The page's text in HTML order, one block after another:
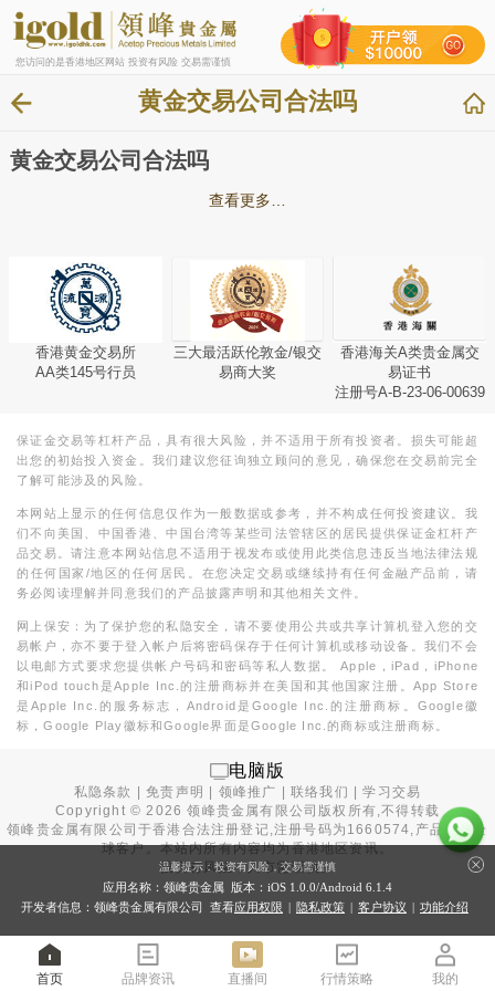
您访问的是香港地区网站 投资有风险 交易需谨慎
黄金交易公司合法吗
黄金交易公司合法吗
查看更多…
香港黄金交易所
AA类145号行员
三大最活跃伦敦金/银交
易商大奖
香港海关A类贵金属交
易证书
注册号A-B-23-06-00639
保证金交易等杠杆产品，具有很大风险，并不适用于所有投资者。损失可能超
出您的初始投入资金。我们建议您征询独立顾问的意见，确保您在交易前完全
了解可能涉及的风险。
本网站上显示的任何信息仅作为一般数据或参考，并不构成任何投资建议。我
们不向美国、中国香港、中国台湾等某些司法管辖区的居民提供保证金杠杆产
品交易。请注意本网站信息不适用于视发布或使用此类信息违反当地法律法规
的任何国家/地区的任何居民。在您决定交易或继续持有任何金融产品前，请
务必阅读理解并同意我们的产品披露声明和其他相关文件。
网上保安：为了保护您的私隐安全，请不要使用公共或共享计算机登入您的交
易帐户，亦不要于登入帐户后将密码保存于任何计算机或移动设备。我们不会
以电邮方式要求您提供帐户号码和密码等私人数据。 Apple，iPad，iPhone
和iPod touch是Apple Inc.的注册商标并在美国和其他国家注册。App Store
是Apple Inc.的服务标志，Android是Google Inc.的注册商标。Google徽
标，Google Play徽标和Google界面是Google Inc.的商标或注册商标。
电脑版
私隐条款 |免责声明 | 领峰推广 |联络我们 |学习交易
Copyright ©2026 领峰贵金属有限公司版权所有,不得转载
领峰贵金属有限公司于香港合法注册登记,注册号码为1660574,产品面向全
球客户。本站内所有内容均为香港地区资讯。
投资有风险，入市需谨慎。
首页 品牌资讯 直播间 行情策略 我的
温馨提示：投资有风险，交易需谨慎
应用名称：领峰贵金属 版本：iOS 1.0.0/Android 6.1.4
开发者信息：领峰贵金属有限公司 查看应用权限 | 隐私政策 | 客户协议 | 功能介绍